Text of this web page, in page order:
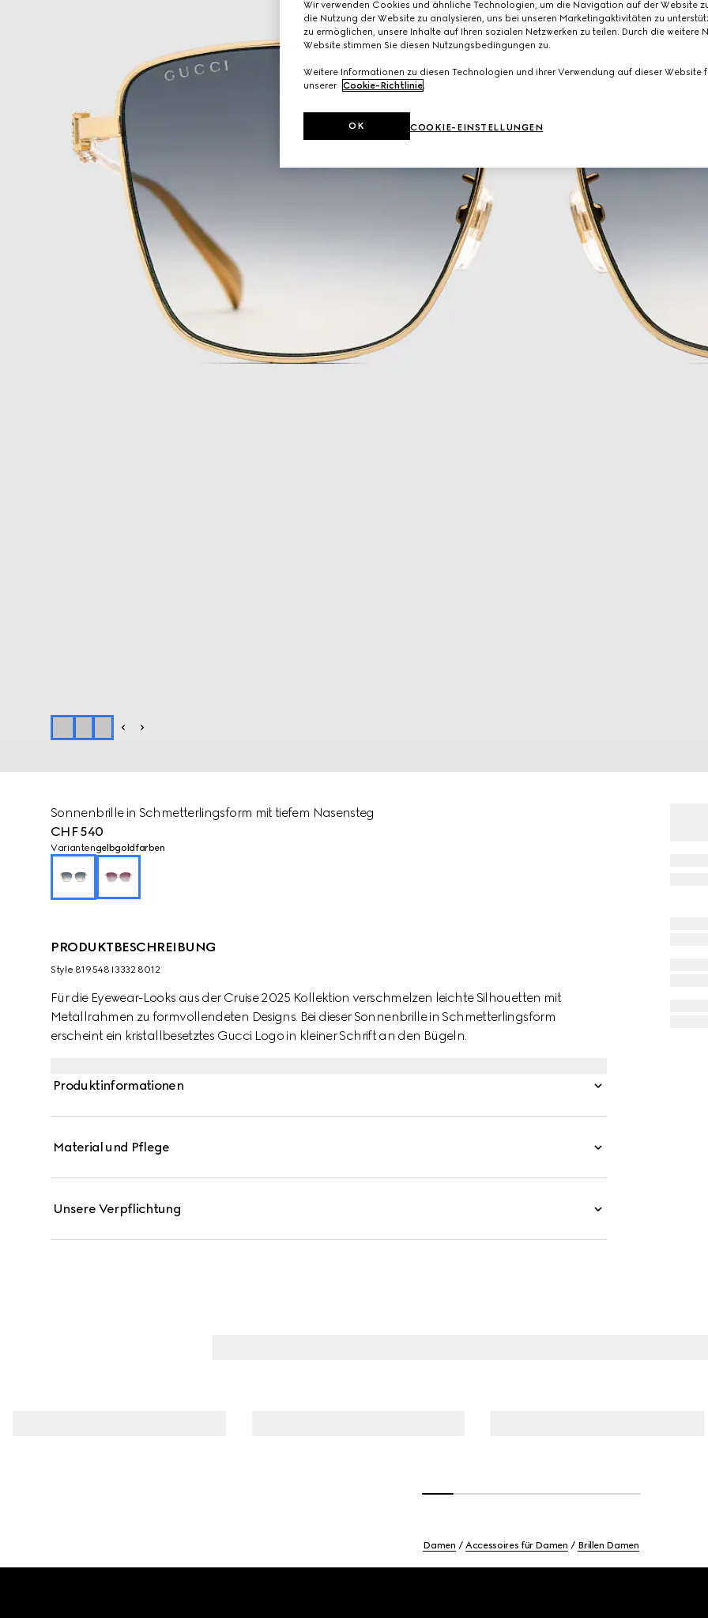
Sonnenbrille in Schmetterlingsform mit tiefem Nasensteg
CHF 540
Variantengelbgoldfarben
PRODUKTBESCHREIBUNG
Style ‎819548 I3332 8012
Für die Eyewear-Looks aus der Cruise 2025 Kollektion verschmelzen leichte Silhouetten mit
Metallrahmen zu formvollendeten Designs. Bei dieser Sonnenbrille in Schmetterlingsform
erscheint ein kristallbesetztes Gucci Logo in kleiner Schrift an den Bügeln.
Produktinformationen
Material und Pflege
Unsere Verpflichtung
Damen Accessoires für Damen Brillen Damen
Wir verwenden Cookies und ähnliche Technologien, um die Navigation auf der Website
die Nutzung der Website zu analysieren, uns bei unseren Marketingaktivitäten zu
zu ermöglichen, unsere Inhalte auf Ihren sozialen Netzwerken zu teilen. Durch die weitere
Website stimmen Sie diesen Nutzungsbedingungen zu.
Weitere Informationen zu diesen Technologien und ihrer Verwendung auf dieser Website
unserer Cookie-Richtlinie
COOKIE-EINSTELLUNGEN
OK